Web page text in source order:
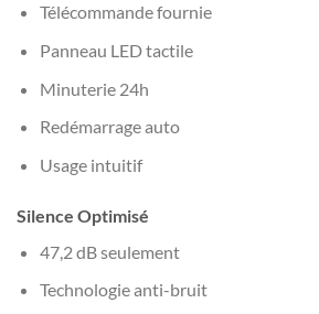
Télécommande fournie
Panneau LED tactile
Minuterie 24h
Redémarrage auto
Usage intuitif
Silence Optimisé
47,2 dB seulement
Technologie anti-bruit